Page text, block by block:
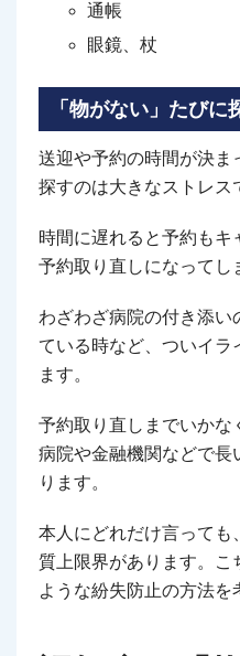
通帳
眼鏡、杖
「物がない」たびに
送迎や予約の時間が決ま
探すのは大きなストレス
時間に遅れると予約もキ
予約取り直しになってし
わざわざ病院の付き添い
ている時など、ついイラ
ます。
予約取り直しまでいかな
病院や金融機関などで長
ります。
本人にどれだけ言っても
質上限界があります。こ
ような紛失防止の方法を